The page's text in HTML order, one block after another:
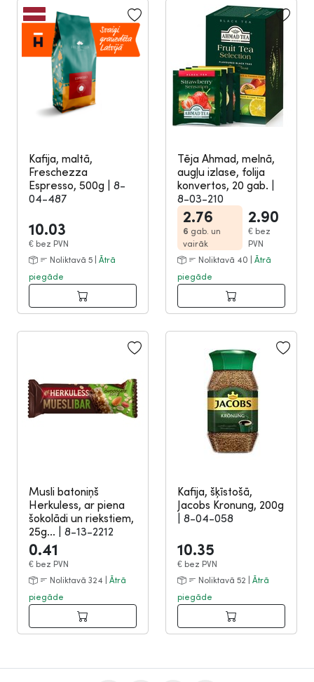
Kafija, maltā,
Freschezza
Espresso, 500g
8-
04-487
10.03
€ bez PVN
Noliktavā 5 | Ātrā
piegāde
Tēja Ahmad, melnā,
augļu izlase, folija
konvertos, 20 gab.
8-03-210
2.76
6 gab. un
vairāk
2.90
€ bez
PVN
Noliktavā 40 | Ātrā
piegāde
Musli batoniņš
Herkuless, ar piena
šokolādi un riekstiem,
25g...
8-13-2212
0.41
€ bez PVN
Noliktavā 324 | Ātrā
piegāde
Kafija, šķīstošā,
Jacobs Kronung, 200g
8-04-058
10.35
€ bez PVN
Noliktavā 52 | Ātrā
piegāde